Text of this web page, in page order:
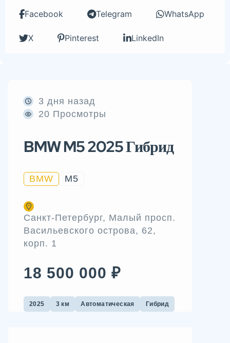
Facebook Telegram WhatsApp
X Pinterest LinkedIn
3 дня назад
20 Просмотры
BMW M5 2025 Гибрид
BMW M5
Санкт-Петербург, Малый просп.
Васильевского острова, 62,
корп. 1
18 500 000 ₽
2025 3 км Автоматическая Гибрид